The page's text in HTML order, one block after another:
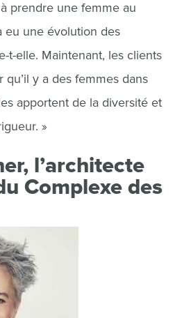
prendre une femme au
eu une évolution des
t-elle. Maintenant, les clients
y a des femmes dans
apportent de la diversité et
»
l’architecte
Complexe des